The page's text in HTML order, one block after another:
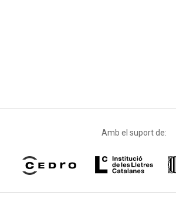
Amb el suport de: